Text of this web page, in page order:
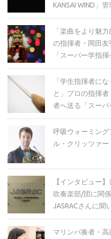
KANSAI WIND」
「楽曲をより魅
の指揮者・岡田
「スーパー学指
「学生指揮者に
と」プロの指揮
者へ送る「スー
呼吸ウォーミング
ル・クリッツァー
【インタビュー
吹奏楽部/団に関
JASRACさんに聞
マリンバ奏者・